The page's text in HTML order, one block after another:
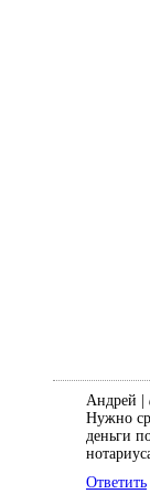
Андрей |
Нужно
деньги
Ответить